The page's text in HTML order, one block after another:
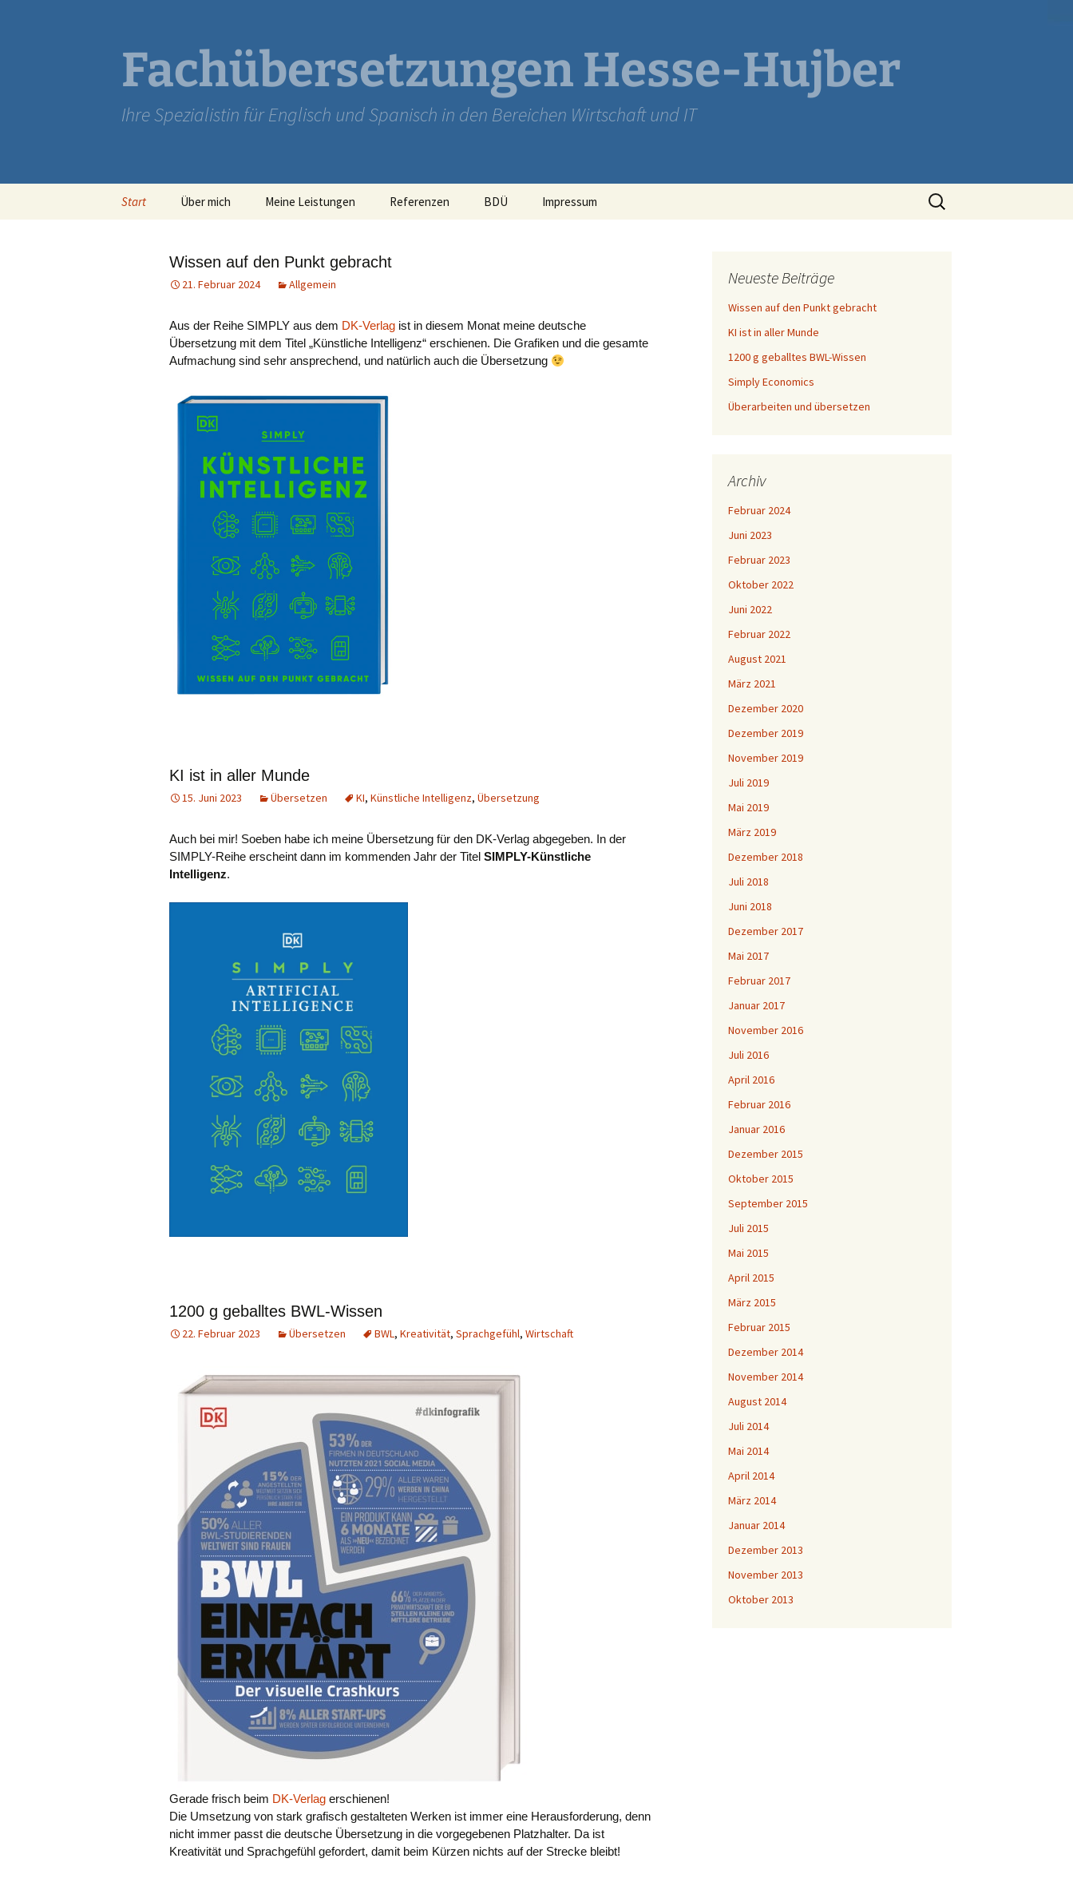
Fachübersetzungen Hesse-Hujber
Ihre Spezialistin für Englisch und Spanisch in den Bereichen Wirtschaft und IT
Start Über mich Meine Leistungen Referenzen BDÜ Impressum
Suchen
nach:
Wissen auf den Punkt gebracht
21. Februar 2024 Allgemein
Aus der Reihe SIMPLY aus dem DK-Verlag ist in diesem Monat meine deutsche
Übersetzung mit dem Titel „Künstliche Intelligenz“ erschienen. Die Grafiken und die gesamte
Aufmachung sind sehr ansprechend, und natürlich auch die Übersetzung
KI ist in aller Munde
15. Juni 2023 Übersetzen KI, Künstliche Intelligenz, Übersetzung
Auch bei mir! Soeben habe ich meine Übersetzung für den DK-Verlag abgegeben. In der
SIMPLY-Reihe erscheint dann im kommenden Jahr der Titel SIMPLY-Künstliche
Intelligenz.
1200 g geballtes BWL-Wissen
22. Februar 2023 Übersetzen BWL, Kreativität, Sprachgefühl, Wirtschaft
Gerade frisch beim DK-Verlag erschienen!
Die Umsetzung von stark grafisch gestalteten Werken ist immer eine Herausforderung, denn
nicht immer passt die deutsche Übersetzung in die vorgegebenen Platzhalter. Da ist
Kreativität und Sprachgefühl gefordert, damit beim Kürzen nichts auf der Strecke bleibt!
Neueste Beiträge
Wissen auf den Punkt gebracht
KI ist in aller Munde
1200 g geballtes BWL-Wissen
Simply Economics
Überarbeiten und übersetzen
Archiv
Februar 2024
Juni 2023
Februar 2023
Oktober 2022
Juni 2022
Februar 2022
August 2021
März 2021
Dezember 2020
Dezember 2019
November 2019
Juli 2019
Mai 2019
März 2019
Dezember 2018
Juli 2018
Juni 2018
Dezember 2017
Mai 2017
Februar 2017
Januar 2017
November 2016
Juli 2016
April 2016
Februar 2016
Januar 2016
Dezember 2015
Oktober 2015
September 2015
Juli 2015
Mai 2015
April 2015
März 2015
Februar 2015
Dezember 2014
November 2014
August 2014
Juli 2014
Mai 2014
April 2014
März 2014
Januar 2014
Dezember 2013
November 2013
Oktober 2013